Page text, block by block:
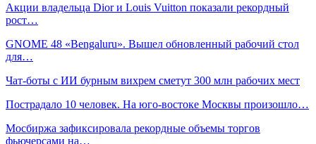
Акции владельца Dior и Louis Vuitton показали рекордный
рост…
GNOME 48 «Bengaluru». Вышел обновленный рабочий стол
для…
Чат-боты с ИИ бурным вихрем сметут 300 млн рабочих мест
Пострадало 10 человек. На юго-востоке Москвы произошло…
Мосбиржа зафиксировала рекордные объемы торгов
фьючерсами на…